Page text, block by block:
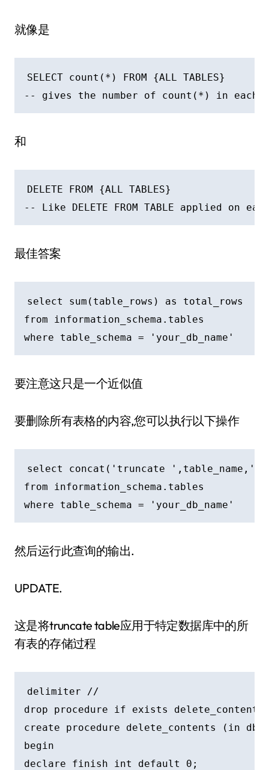
就像是
SELECT count(*) FROM {ALL TABLES}
和
DELETE FROM {ALL TABLES}
最佳答案
select sum(table_rows) as total_rows
from information_schema.tables
要注意这只是一个近似值
要删除所有表格的内容,您可以执行以下操作
select concat('truncate
from information_schema.tables
然后运行此查询的输出.
UPDATE.
这是将truncate table应用于特定数据库中的所
有表的存储过程
delimiter //
drop procedure if exists
create procedure delete_contents (in
begin
declare finish int default 0;